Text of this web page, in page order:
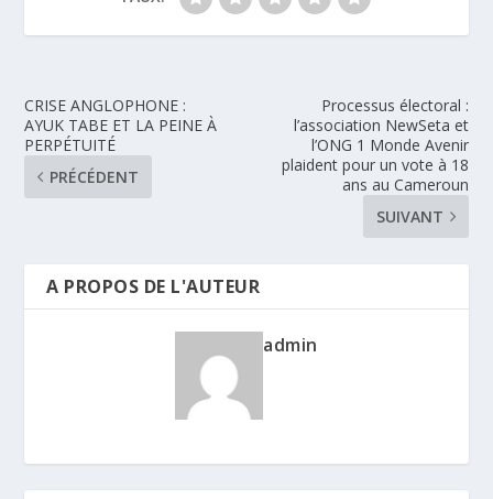
CRISE ANGLOPHONE :
AYUK TABE ET LA PEINE À
PERPÉTUITÉ
PRÉCÉDENT
Processus électoral :
l’association NewSeta et
l’ONG 1 Monde Avenir
plaident pour un vote à 18
ans au Cameroun
SUIVANT
A PROPOS DE L'AUTEUR
admin